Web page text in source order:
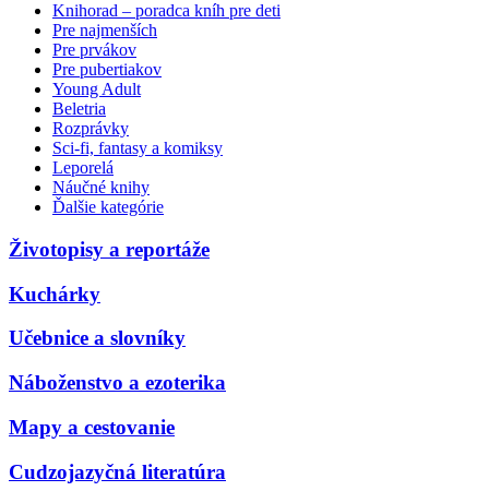
Knihorad – poradca kníh pre deti
Pre najmenších
Pre prvákov
Pre pubertiakov
Young Adult
Beletria
Rozprávky
Sci-fi, fantasy a komiksy
Leporelá
Náučné knihy
Ďalšie kategórie
Životopisy a reportáže
Kuchárky
Učebnice a slovníky
Náboženstvo a ezoterika
Mapy a cestovanie
Cudzojazyčná literatúra